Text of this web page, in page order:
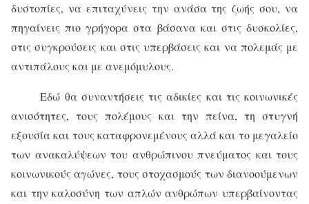
δυστοπίες, να επιταχύνεις την ανάσα της ζωής σου, να
πηγαίνεις πιο γρήγορα στα βάσανα και στις δυσκολίες,
στις συγκρούσεις και στις υπερβάσεις και να πολεμάς με
αντιπάλους και με ανεμόμυλους.
Εδώ θα συναντήσεις τις αδικίες και τις κοινωνικές
ανισότητες, τους πολέμους και την πείνα, τη στυγνή
εξουσία και τους καταφρονεμένους αλλά και το μεγαλείο
των ανακαλύψεων του ανθρώπινου πνεύματος και τους
κοινωνικούς αγώνες, τους στοχασμούς των διανοούμενων
και την καλοσύνη των απλών ανθρώπων υπερβαίνοντας